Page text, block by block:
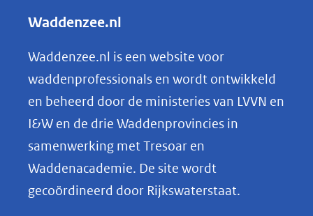
website)
e
n
o
p
k
e
Waddenzee.nl
Waddenzee.nl is een website voor
waddenprofessionals en wordt ontwikkeld
en beheerd door de ministeries van LVVN en
I&W en de drie Waddenprovincies in
samenwerking met Tresoar en
Waddenacademie. De site wordt
gecoördineerd door Rijkswaterstaat.